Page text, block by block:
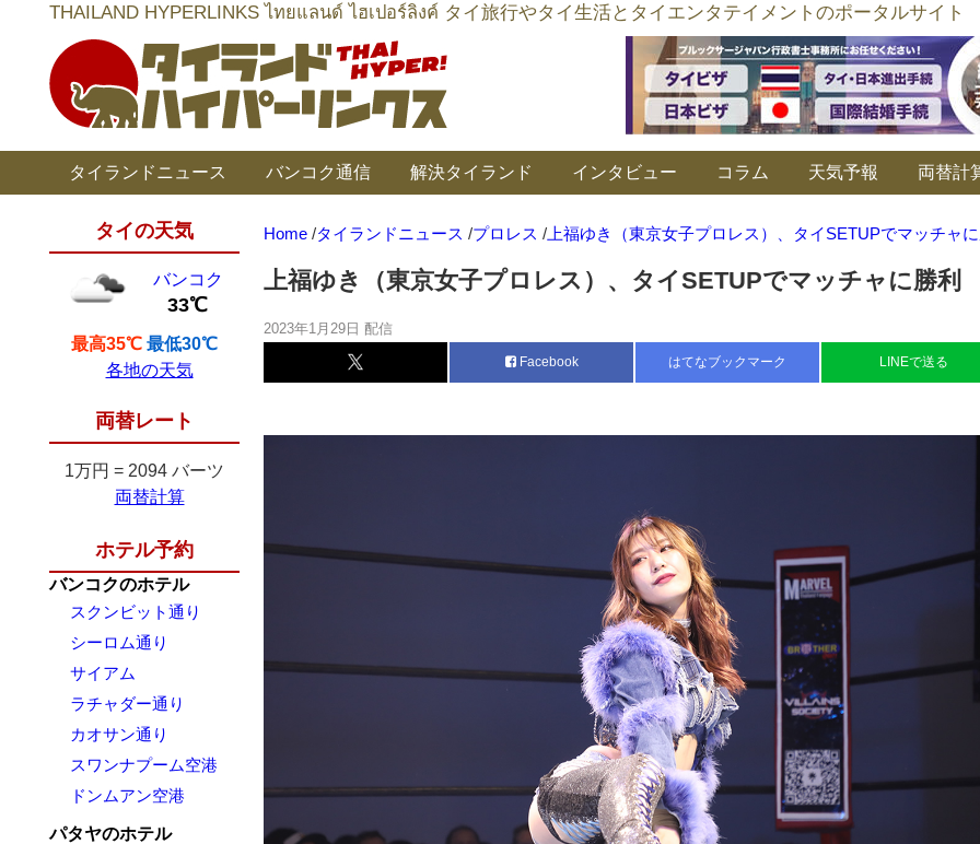
THAILAND HYPERLINKS ไทยแลนด์ ไฮเปอร์ลิงค์ タイ旅行やタイ生活とタイエンタテイメントのポータルサイト
タイランドニュース バンコク通信 解決タイランド インタビュー コラム 天気予報 両替計
タイの天気
バンコク
33℃
最高35℃ 最低30℃
各地の天気
両替レート
1万円 = 2094 バーツ
両替計算
ホテル予約
バンコクのホテル
スクンビット通り
シーロム通り
サイアム
ラチャダー通り
カオサン通り
スワンナプーム空港
ドンムアン空港
パタヤのホテル
Home /タイランドニュース /プロレス / 上福ゆき（東京女子プロレス）、タイSETUPでマッチャ
上福ゆき（東京女子プロレス）、タイSETUPでマッチャに勝利
2023年1月29日 配信
Facebook はてなブックマーク LINEで送る